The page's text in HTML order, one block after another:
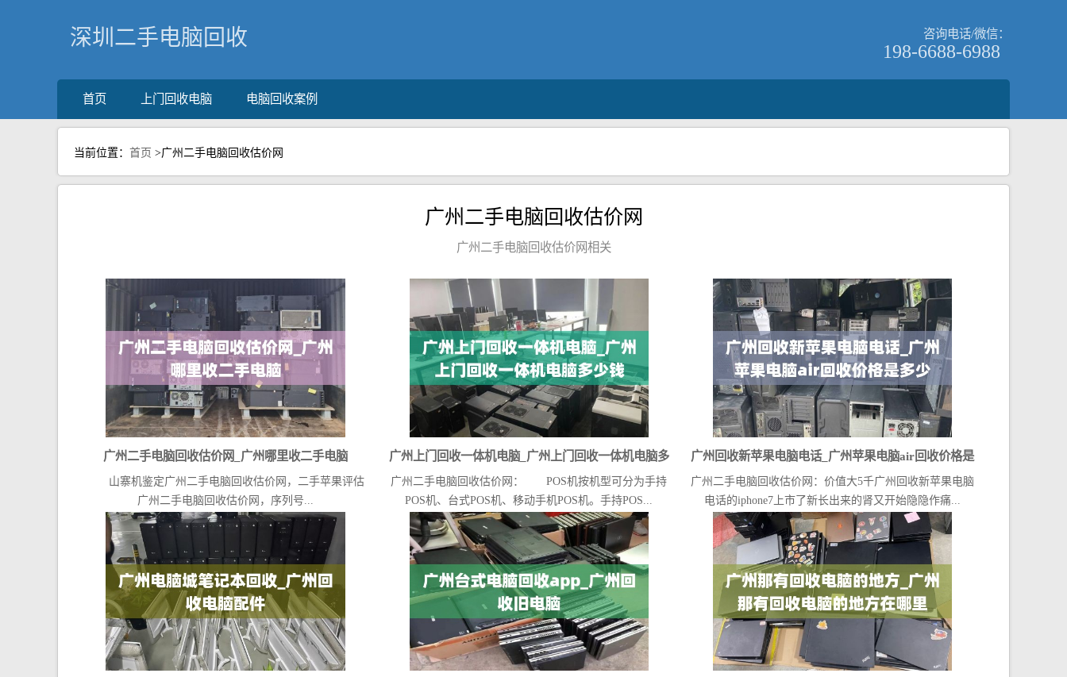
深圳二手电脑回收 咨询电话/微信：
198-6688-6988
首页 上门回收电脑 电脑回收案例
当前位置： 首页 >广州二手电脑回收估价网
广州二手电脑回收估价网
广州二手电脑回收估价网相关
广州二手电脑回收估价网_广州哪里收二手电脑
山寨机鉴定广州二手电脑回收估价网，二手苹果评估
广州二手电脑回收估价网，序列号...
广州上门回收一体机电脑_广州上门回收一体机电脑多
广州二手电脑回收估价网： POS机按机型可分为手持
POS机、台式POS机、移动手机POS机。手持POS...
广州回收新苹果电脑电话_广州苹果电脑air回收价格是
多少
广州二手电脑回收估价网：价值大5千广州回收新苹果电脑
电话的iphone7上市了新长出来的肾又开始隐隐作痛...